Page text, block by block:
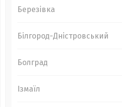
Березівка
Білгород-Дністровський
Болград
Ізмаїл